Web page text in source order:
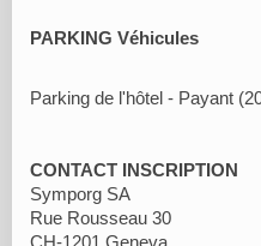
PARKING Véhicules
Parking de l'hôtel - Payant
CONTACT INSCRIPTION
Symporg SA
Rue Rousseau 30